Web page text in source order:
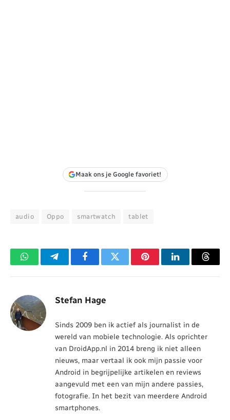
Maak ons je Google favoriet!
audio Oppo smartwatch tablet
WhatsAppTelegramFacebookTwitter PinterestLinkedIn
Stefan Hage
Sinds 2009 ben ik actief als journalist in de
wereld van mobiele technologie. Als oprichter
van DroidApp.nl in 2014 breng ik niet alleen
nieuws, maar vertaal ik ook mijn passie voor
Android in begrijpelijke artikelen en reviews
aangevuld met een van mijn andere passies,
fotografie. In het bezit van meerdere Android
smartphones.